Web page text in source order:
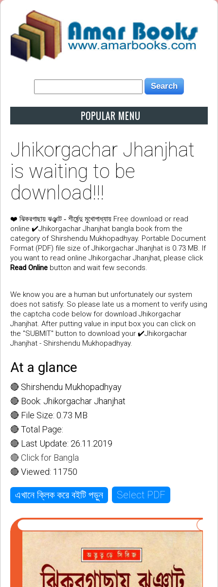
POPULAR MENU
Jhikorgachar Jhanjhat
is waiting to be
download!!!
❤️ ঝিকরগাছায় ঝঞ্ঝাট - শীর্ষেন্দু মুখোপাধ্যায় Free download or read
online ✔️Jhikorgachar Jhanjhat bangla book from the
category of Shirshendu Mukhopadhyay. Portable Document
Format (PDF) file size of Jhikorgachar Jhanjhat is 0.73 MB. If
you want to read online Jhikorgachar Jhanjhat, please click
Read Online button and wait few seconds.
We know you are a human but unfortunately our system
does not satisfy. So please late us a moment to verify using
the captcha code below for download Jhikorgachar
Jhanjhat. After putting value in input box you can click on
the "SUBMIT" button to download your ✔️Jhikorgachar
Jhanjhat - Shirshendu Mukhopadhyay.
At a glance
🔴 Shirshendu Mukhopadhyay
🔴 Book: Jhikorgachar Jhanjhat
🔴 File Size: 0.73 MB
🔴 Total Page:
🔴 Last Update: 26.11.2019
🔴 Click for Bangla
🔴 Viewed: 11750
এখানে ক্লিক করে বইটি পড়ুন Select PDF